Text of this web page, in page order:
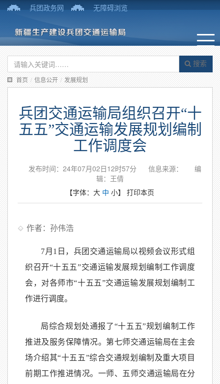
兵团政务网 无障碍浏览
搜索
首页 / 信息公开 / 发展规划
兵团交通运输局组织召开“十
五五”交通运输发展规划编制
工作调度会
发布时间：24年07月02日12时57分 信息来源：
编
辑：王倩
【字体： 大 中 小】 打印本页
作者：孙伟浩
7月1日，兵团交通运输局以视频会议形式组
织召开“十五五”交通运输发展规划编制工作调度
会，对各师市“十五五”交通运输发展规划编制工
作进行调度。
局综合规划处通报了“十五五”规划编制工作
推进及服务保障情况。第七师交通运输局在主会
场介绍其“十五五”综合交通规划编制及重大项目
前期工作推进情况。一师、五师交通运输局在分